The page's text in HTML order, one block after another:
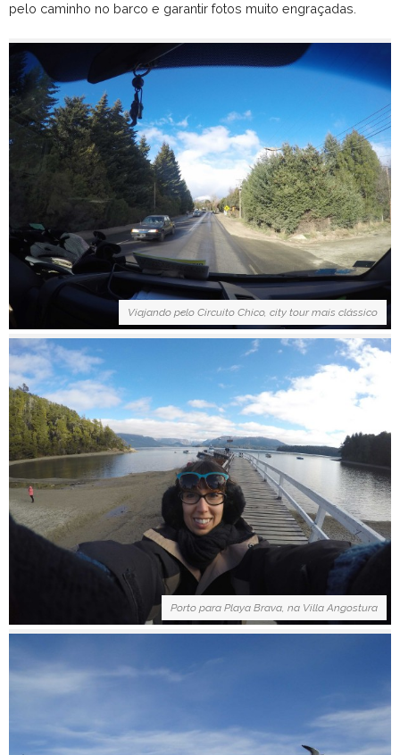
pelo caminho no barco e garantir fotos muito engraçadas.
Viajando pelo Circuito Chico, city tour mais clássico
Porto para Playa Brava, na Villa Angostura